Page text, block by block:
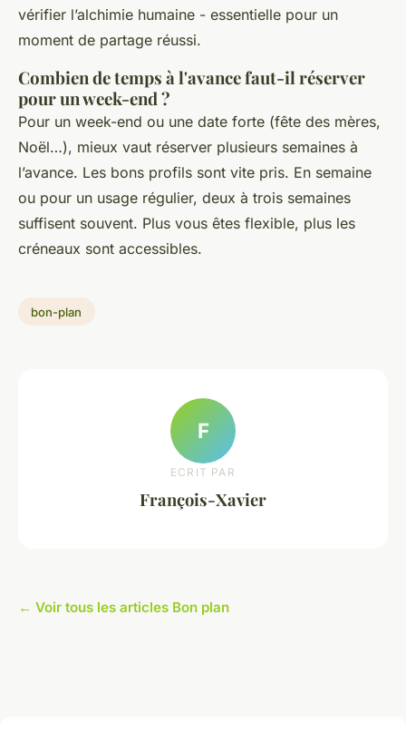
vérifier l’alchimie humaine - essentielle pour un
moment de partage réussi.
Combien de temps à l'avance faut-il réserver
pour un week-end ?
Pour un week-end ou une date forte (fête des mères,
Noël…), mieux vaut réserver plusieurs semaines à
l’avance. Les bons profils sont vite pris. En semaine
ou pour un usage régulier, deux à trois semaines
suffisent souvent. Plus vous êtes flexible, plus les
créneaux sont accessibles.
bon-plan
F
ECRIT PAR
François-Xavier
← Voir tous les articles Bon plan